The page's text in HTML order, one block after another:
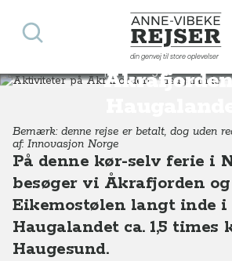
Anne-Vibeke Rejser
din genvej til store oplevelser
Søg
Aktiviteter
Destinationer Europa Norge Aktiviteter på Åkrafjorden i Haugalandet, Vestnorge
Bemærk: denne rejse er betalt, dog uden
af: Innovasjon Norge
På denne kør-selv ferie i
besøger vi Åkrafjorden og
Eikemostølen langt inde i
Haugalandet ca. 1,5 times
Haugesund.